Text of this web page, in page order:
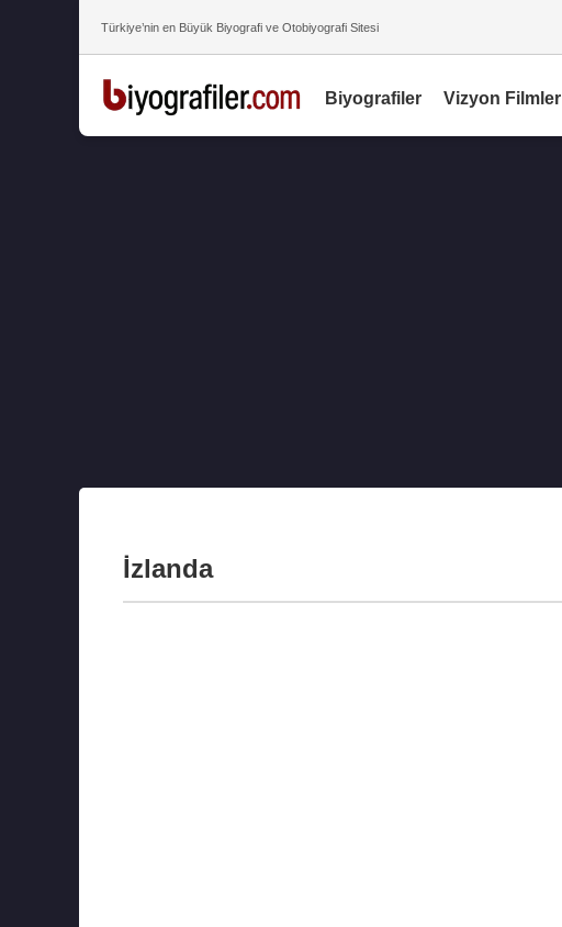
Türkiye’nin en Büyük Biyografi ve Otobiyografi Sitesi
Biyografiler Vizyon Filmler
İzlanda